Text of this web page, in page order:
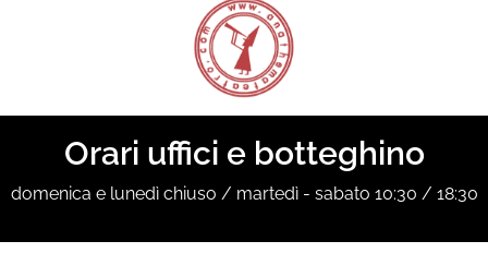
Orari uffici e botteghino
domenica e lunedì chiuso / martedì - sabato 10:30 / 18:30